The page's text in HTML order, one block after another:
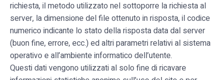
richiesta, il metodo utilizzato nel sottoporre la richiesta al
server, la dimensione del file ottenuto in risposta, il codice
numerico indicante lo stato della risposta data dal server
(buon fine, errore, ecc.) ed altri parametri relativi al sistema
operativo e all’ambiente informatico dell’utente.
Questi dati vengono utilizzati al solo fine di ricavare